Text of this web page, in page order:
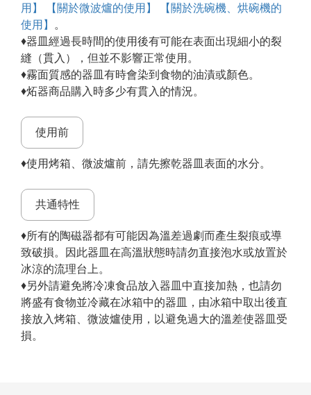
用】
【關於微波爐的使用】
【關於洗碗機、烘碗機的
使用】 。
♦器皿經過長時間的使用後有可能在表面出現細小的裂
縫（貫入），但並不影響正常使用。
♦霧面質感的器皿有時會染到食物的油漬或顏色。
♦炻器商品購入時多少有貫入的情況。
使用前
♦使用烤箱、微波爐前，請先擦乾器皿表面的水分。
共通特性
♦所有的陶磁器都有可能因為溫差過劇而產生裂痕或導
致破損。因此器皿在高溫狀態時請勿直接泡水或放置於
冰涼的流理台上。
♦另外請避免將冷凍食品放入器皿中直接加熱，也請勿
將盛有食物並冷藏在冰箱中的器皿，由冰箱中取出後直
接放入烤箱、微波爐使用，以避免過大的溫差使器皿受
損。